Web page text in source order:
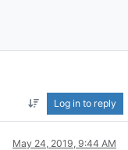
Log in to reply
May 24, 2019, 9:44 AM